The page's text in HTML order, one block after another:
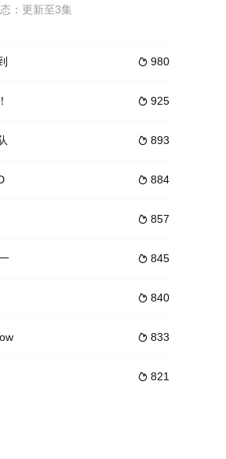
卡，雜物積壓，也往往礙於經濟因素，未能作出
目中主持人将
）係香港Ma
：更新至3集
 980
 925
 893
 884
 857
 845
 840
 833
 821